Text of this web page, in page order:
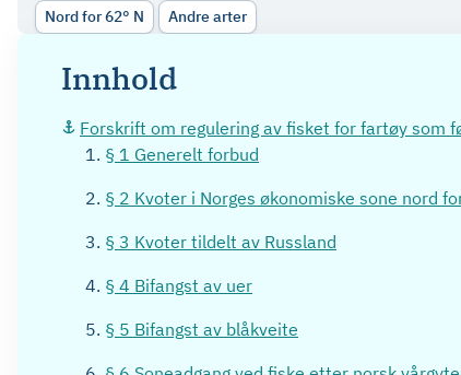
Nord for 62° N
Andre arter
Innhold
Forskrift om regulering av fisket for fartøy som
§ 1 Generelt forbud
§ 2 Kvoter i Norges økonomiske sone nord
§ 3 Kvoter tildelt av Russland
§ 4 Bifangst av uer
§ 5 Bifangst av blåkveite